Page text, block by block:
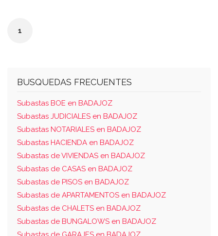
1
BUSQUEDAS FRECUENTES
Subastas BOE en BADAJOZ
Subastas JUDICIALES en BADAJOZ
Subastas NOTARIALES en BADAJOZ
Subastas HACIENDA en BADAJOZ
Subastas de VIVIENDAS en BADAJOZ
Subastas de CASAS en BADAJOZ
Subastas de PISOS en BADAJOZ
Subastas de APARTAMENTOS en BADAJOZ
Subastas de CHALETS en BADAJOZ
Subastas de BUNGALOWS en BADAJOZ